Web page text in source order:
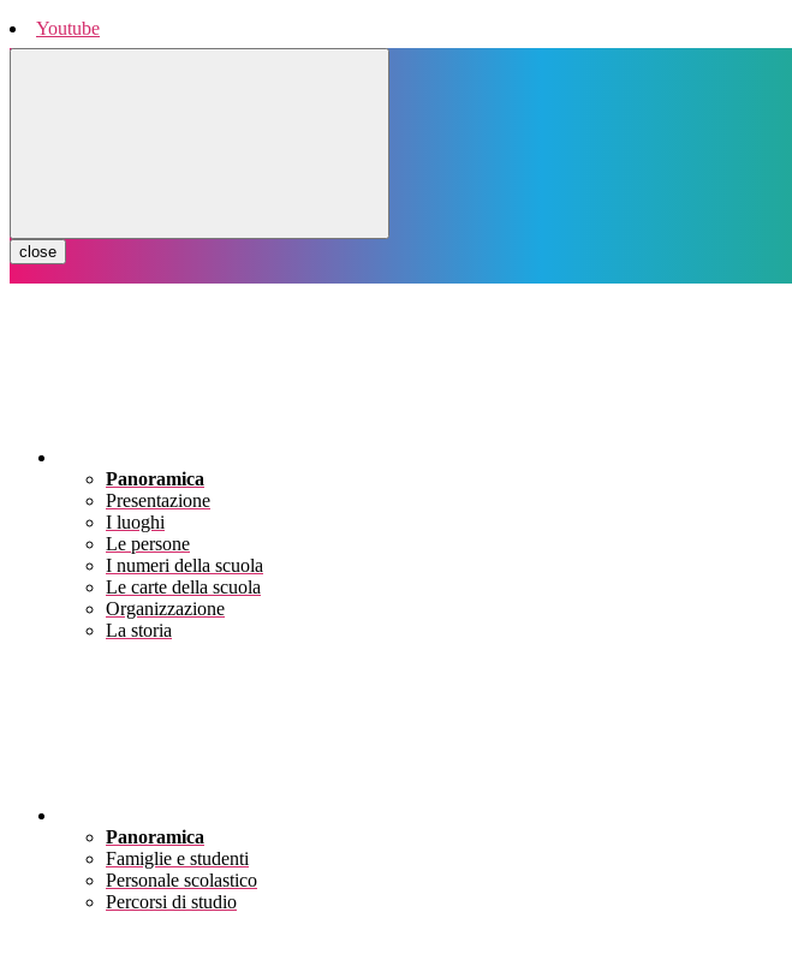
Youtube
close
Panoramica
Presentazione
I luoghi
Le persone
I numeri della scuola
Le carte della scuola
Organizzazione
La storia
Panoramica
Famiglie e studenti
Personale scolastico
Percorsi di studio